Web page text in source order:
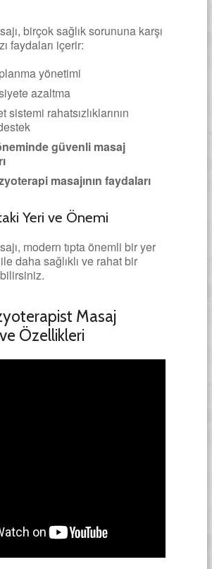
birçok sağlık sorununa karşı
faydaları içerir:
yönetimi
azaltma
sistemi rahatsızlıklarının
güvenli masaj
masajının faydaları
Yeri ve Önemi
modern tıpta önemli bir yer
daha sağlıklı ve rahat bir
Masaj
Özellikleri